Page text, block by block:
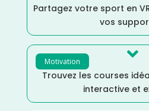
Partagez votre sport en
vos
Motivation 
Trouvez les courses
interactive et